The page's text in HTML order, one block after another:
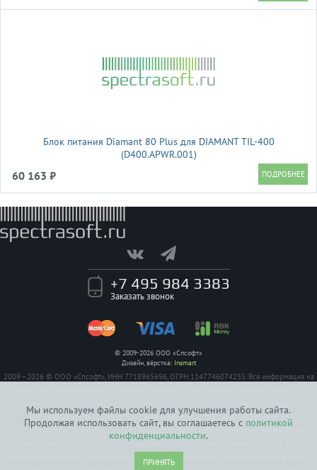
Мы используем файлы cookie для улучшения работы сайта.
Продолжая использовать сайт, вы соглашаетесь с политикой
конфиденциальности.
ПРИНЯТЬ
Блок питания Diamant 80 Plus для DIAMANT TIL-400
(D400.APWR.001)
60 163 ₽
+7 495 984 3383
Заказать звонок
© 2009-2026 ООО «Спсофт»
Дизайн, вёрстка: Insmart
2009—2026 © ООО «Спсофт», ИНН 7718965696, ОГРН 1147746074255. Вся информация на
определяемой положением Статьи 437 Гражданского кодекса Российской Федерации. На
все заявленные на сайте авторизации имеются сертификаты полученные от
производителей. Услуги по ремонту предоставляются авторизованными сервисными
центрами. Функции и комплектация устройств могут различаться в зависимости от модели.
Фирма-производитель оставляет за собой право на внесение изменений в конструкцию,